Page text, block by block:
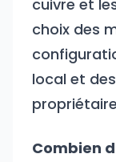
cuivre et
choix des
local et
Combien